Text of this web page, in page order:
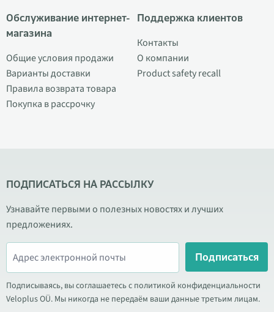
Обслуживание интернет-
магазина
Общие условия продажи
Варианты доставки
Правила возврата товара
Покупка в рассрочку
Поддержка клиентов
Контакты
О компании
Product safety recall
ПОДПИСАТЬСЯ НА РАССЫЛКУ
Узнавайте первыми о полезных новостях и лучших
предложениях.
Подписаться
Подписываясь, вы соглашаетесь с политикой конфиденциальности
Veloplus OÜ. Мы никогда не передаём ваши данные третьим лицам.